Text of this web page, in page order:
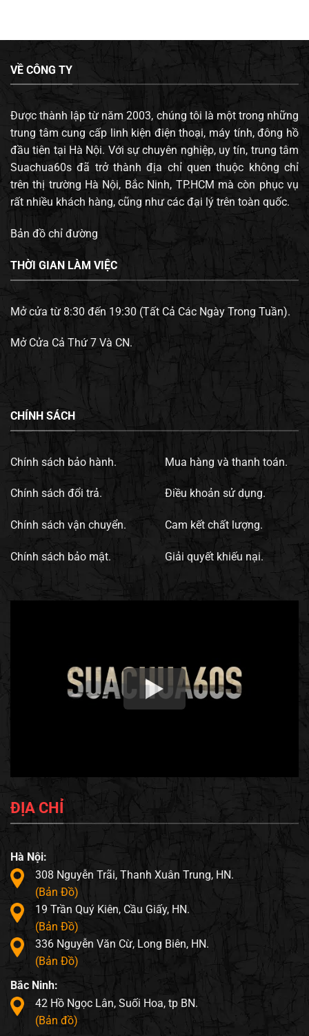
VỀ CÔNG TY
Được thành lập từ năm 2003, chúng tôi là một trong những
trung tâm cung cấp linh kiện điện thoại, máy tính, đông hồ
đầu tiên tại Hà Nội. Với sự chuyên nghiệp, uy tín, trung tâm
Suachua60s đã trở thành địa chỉ quen thuộc không chỉ
trên thị trường Hà Nội, Bắc Ninh, TP.HCM mà còn phục vụ
rất nhiều khách hàng, cũng như các đại lý trên toàn quốc.
Bản đồ chỉ đường
THỜI GIAN LÀM VIỆC
Mở cửa từ 8:30 đến 19:30 (Tất Cả Các Ngày Trong Tuần).
Mở Cửa Cả Thứ 7 Và CN.
CHÍNH SÁCH
Chính sách bảo hành.
Chính sách đổi trả.
Chính sách vận chuyển.
Chính sách bảo mật.
Mua hàng và thanh toán.
Điều khoản sử dụng.
Cam kết chất lượng.
Giải quyết khiếu nại.
ĐỊA CHỈ
Hà Nội:
308 Nguyễn Trãi, Thanh Xuân Trung, HN.
(Bản Đồ)
19 Trần Quý Kiên, Cầu Giấy, HN.
(Bản Đồ)
336 Nguyễn Văn Cừ, Long Biên, HN.
(Bản Đồ)
Bắc Ninh:
42 Hồ Ngọc Lân, Suối Hoa, tp BN.
(Bản đồ)